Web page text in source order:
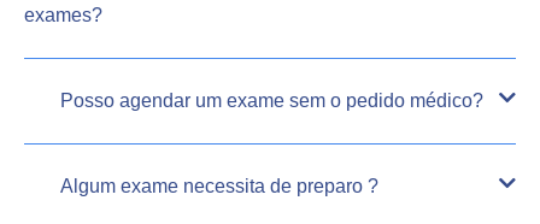
exames?
Posso agendar um exame sem o pedido médico?
Algum exame necessita de preparo ?